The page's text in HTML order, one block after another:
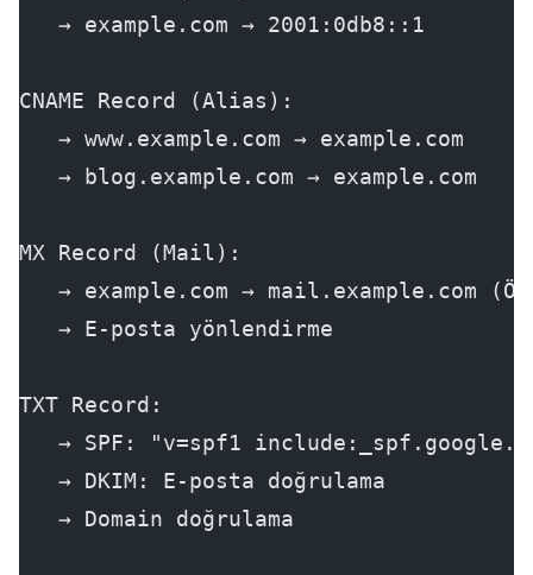
   → example.com → 2001:0db8::1
CNAME Record (Alias):
   → www.example.com → example.com
   → blog.example.com → example.com
MX Record (Mail):
→ example.com → mail.example.com
   → E-posta yönlendirme
TXT Record:
→ SPF: "v=spf1
   → DKIM: E-posta doğrulama
   → Domain doğrulama